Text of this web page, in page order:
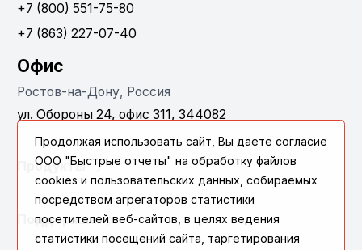
+7 (800) 551-75-80
+7 (863) 227-07-40
Офис
Ростов-на-Дону, Россия
ул. Обороны 24, офис 311, 344082
Продукты
Поддержка
Продолжая использовать сайт, Вы даете согласие
ООО "Быстрые отчеты" на обработку файлов
cookies и пользовательских данных, собираемых
посредством агрегаторов статистики
посетителей веб-сайтов, в целях ведения
статистики посещений сайта, таргетирования